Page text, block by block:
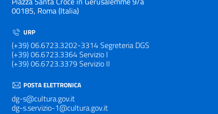
00185, Roma (Italia)
URP
(+39) 06.6723.3202-3314 Segreteria DGS
(+39) 06.6723.3364 Servizio I
(+39) 06.6723.3379 Servizio II
POSTA ELETTRONICA
dg-s@cultura.gov.it
dg-s.servizio-1@cultura.gov.it